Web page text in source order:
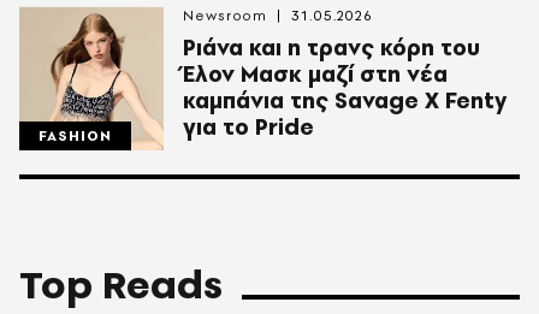
FASHION
Ριάνα και η τρανς κόρη του
Έλον Μασκ μαζί στη νέα
καμπάνια της Savage X Fenty
για το Pride
Newsroom 31.05.2026
Top Reads